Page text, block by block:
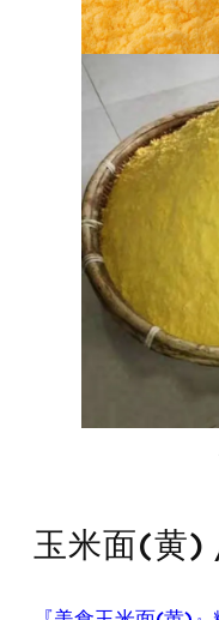
玉米面(黄)